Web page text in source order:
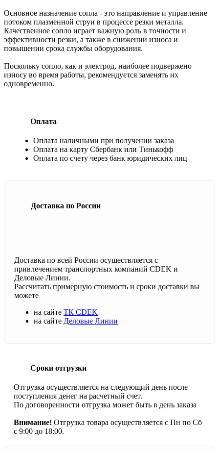
Основное назначение сопла - это направление и управление
потоком плазменной струи в процессе резки металла.
Качественное сопло играет важную роль в точности и
эффективности резки, а также в снижении износа и
повышении срока службы оборудования.
Поскольку сопло, как и электрод, наиболее подвержено
износу во время работы, рекомендуется заменять их
одновременно.
Оплата
Оплата наличными при получении заказа
Оплата на карту Сбербанк или Тинькофф
Оплата по счету через банк юридических лиц
Доставка по России
Доставка по всей России осуществляется с
привлечением транспортных компаний CDEK и
Деловые Линии.
Рассчитать примерную стоимость и сроки доставки вы
можете
на сайте ТК CDEK
на сайте Деловые Линии
Сроки отгрузки
Отгрузка осуществляется на следующий день после
поступления денег на расчетный счет.
По договоренности отгрузка может быть в день заказа
Внимание! Отгрузка товара осуществляется с Пн по Сб
с 9:00 до 18:00.